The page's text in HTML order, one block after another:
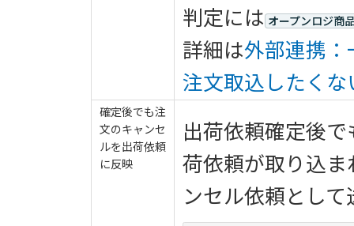
判定には オープンロジ商
詳細は外部連携：
注文取込したくな
確定後でも注
文のキャンセ
ルを出荷依頼
に反映
出荷依頼確定後
荷依頼が取り込
ンセル依頼とし